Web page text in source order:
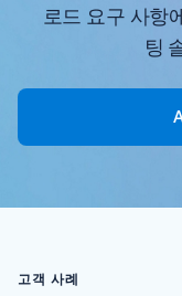
로드 요구 사항
팅
고객 사례